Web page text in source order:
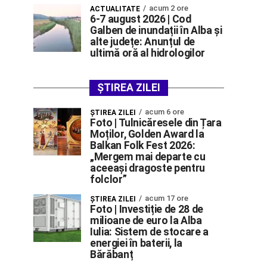
ACTUALITATE acum 2 ore
6-7 august 2026 | Cod
Galben de inundații în Alba și
alte județe: Anunțul de
ultimă oră al hidrologilor
ȘTIREA ZILEI
ŞTIREA ZILEI acum 6 ore
Foto | Tulnicăresele din Țara
Moților, Golden Award la
Balkan Folk Fest 2026:
„Mergem mai departe cu
aceeași dragoste pentru
folclor”
ŞTIREA ZILEI acum 17 ore
Foto | Investiție de 28 de
milioane de euro la Alba
Iulia: Sistem de stocare a
energiei în baterii, la
Bărăbanț